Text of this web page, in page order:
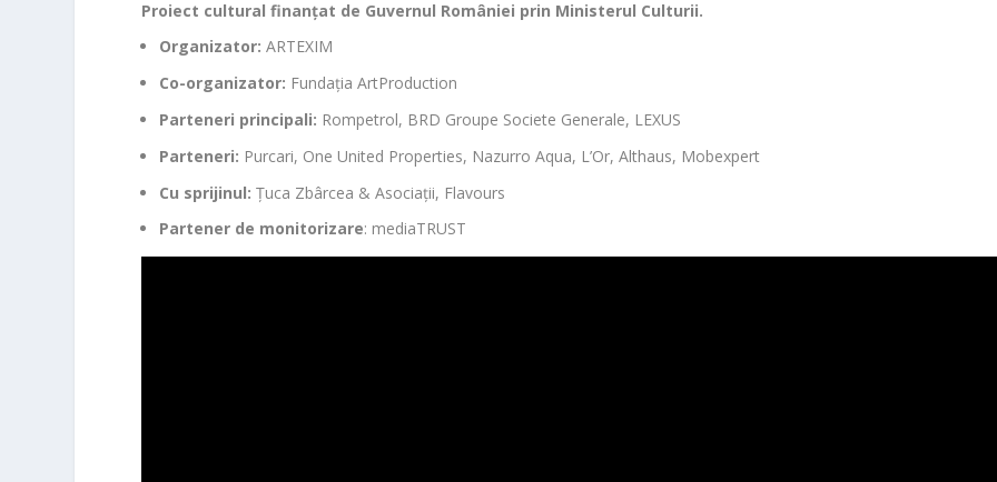
Proiect cultural finanțat de Guvernul României prin Ministerul Culturii.
Organizator: ARTEXIM
Co-organizator: Fundația ArtProduction
Parteneri principali: Rompetrol, BRD Groupe Societe Generale, LEXUS
Parteneri: Purcari, One United Properties, Nazurro Aqua, L’Or, Althaus, Mobexpert
Cu sprijinul:Țuca Zbârcea & Asociații, Flavours
Partener de monitorizare: mediaTRUST